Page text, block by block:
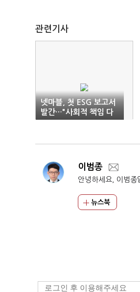
관련기사
넷마블, 첫 ESG 보고서
발간…"사회적 책임 다
할 것"
이범종
안녕하세요, 이범종
뉴스북